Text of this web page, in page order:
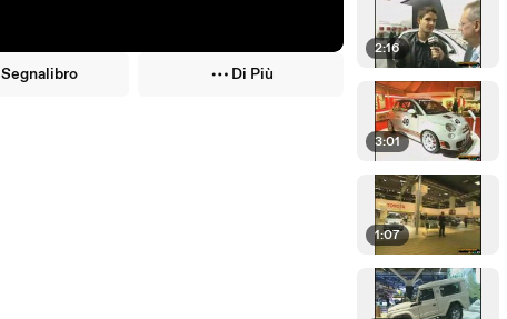
Segnalibro Di Più
2:16
3:01
1:07